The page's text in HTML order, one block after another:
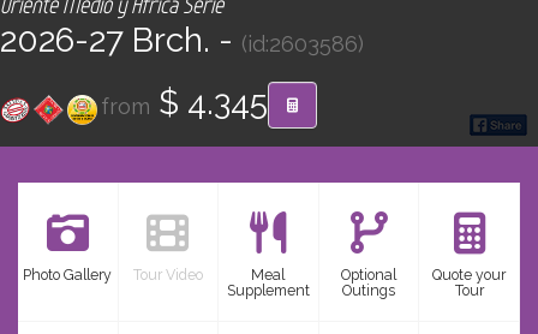
Find your Tour
2026-27 Brch. - (id:2603586)
from $ 4.345
Photo Gallery Tour Video
Meal
Supplement
Optional
Outings
Quote your
Tour